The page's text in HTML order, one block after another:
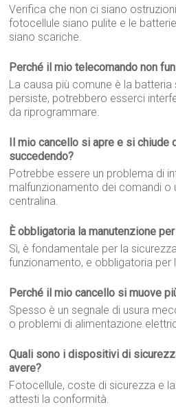
Verifica che non ci siano
fotocellule siano pulite e le
siano scariche.
Perché il mio telecomando non
La causa più comune è la
persiste, potrebbero esserci
da riprogrammare.
Il mio cancello si apre e si chiude
succedendo?
Potrebbe essere un problema di
malfunzionamento dei comandi o
centralina.
È obbligatoria la manutenzione
Sì, è fondamentale per la
funzionamento, e obbligatoria per
Perché il mio cancello si muove
Spesso è un segnale di usura
o problemi di alimentazione
Quali sono i dispositivi di
avere?
Fotocellule, coste di sicurezza e
attesti la conformità.